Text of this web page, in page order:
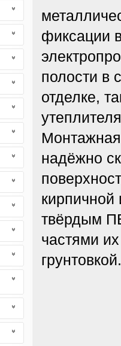
фиксации
полости в
отделке,
надёжно
кирпичной
твёрдым
частями
грунтовкой.